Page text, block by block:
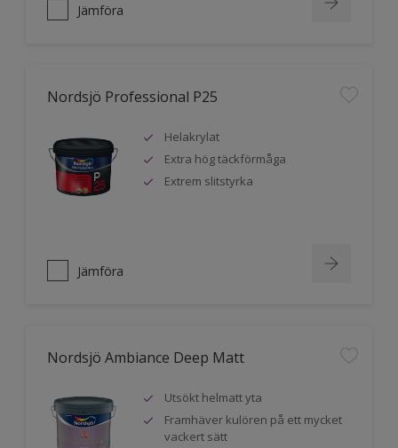
Jämföra
Nordsjö Professional P25
Helakrylat
Extra hög täckförmåga
Extrem slitstyrka
Jämföra
Nordsjö Ambiance Deep Matt
Utsökt helmatt yta
Framhäver kulören på ett mycket
vackert sätt